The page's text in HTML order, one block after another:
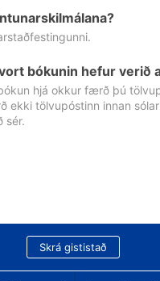
bókunin hefur verið
hjá okkur færð þú
ekki tölvupóstinn innan
sér.
Skrá gististað